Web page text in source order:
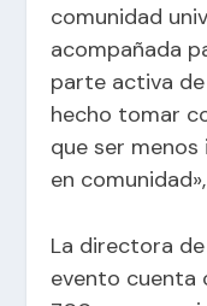
comunidad
acompañada
parte activa de
hecho tomar
que ser
en
La directora
evento cuenta